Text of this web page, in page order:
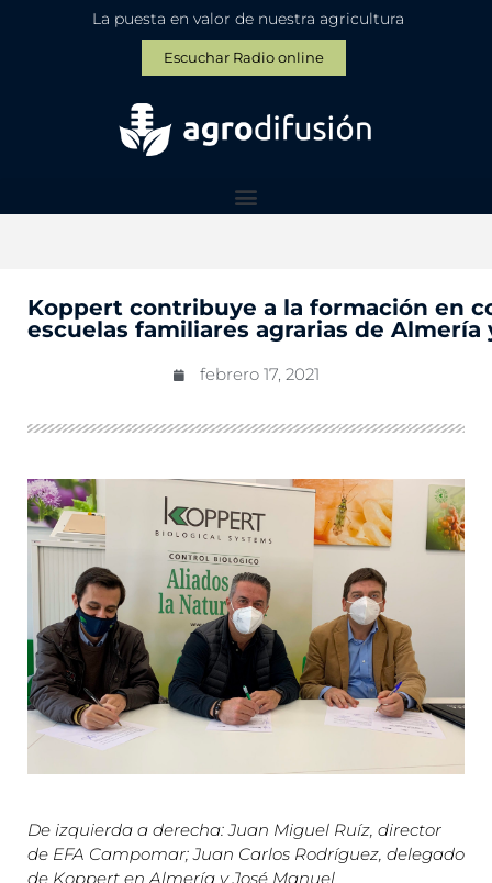
La puesta en valor de nuestra agricultura
Escuchar Radio online
Koppert contribuye a la formación en
escuelas familiares agrarias de Almería
febrero 17, 2021
De izquierda a derecha: Juan Miguel Ruíz, director
de EFA Campomar; Juan Carlos Rodríguez, delegado
de Koppert en Almería y José Manuel